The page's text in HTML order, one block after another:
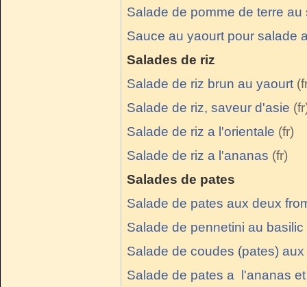
Salade de pomme de terre
Sauce au yaourt pour salade
Salades de riz
Salade de riz brun au yaourt
Salade de riz, saveur d'asie
Salade de riz a l'orientale
Salade de riz a l'ananas
Salades de pates
Salade de pates aux deux
Salade de pennetini au basilic
Salade de coudes (pates)
Salade de pates a l'ananas